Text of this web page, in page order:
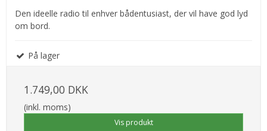
Den ideelle radio til enhver bådentusiast, der vil have god lyd
om bord.
På lager
1.749,00 DKK
(inkl. moms)
Vis produkt